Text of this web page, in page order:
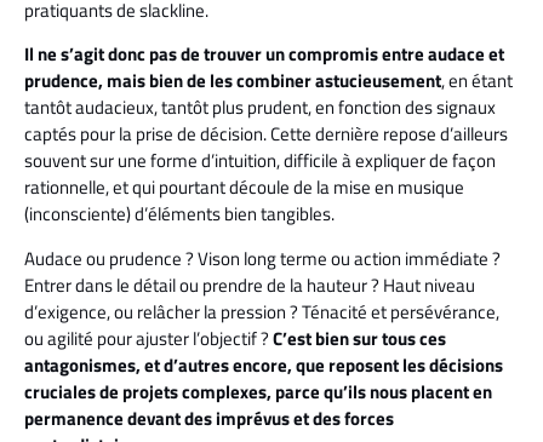
pratiquants de slackline.
Il ne s’agit donc pas de trouver un compromis entre audace et
prudence, mais bien de les combiner astucieusement, en étant
tantôt audacieux, tantôt plus prudent, en fonction des signaux
captés pour la prise de décision. Cette dernière repose d’ailleurs
souvent sur une forme d’intuition, difficile à expliquer de façon
rationnelle, et qui pourtant découle de la mise en musique
(inconsciente) d’éléments bien tangibles.
Audace ou prudence ? Vison long terme ou action immédiate ?
Entrer dans le détail ou prendre de la hauteur ? Haut niveau
d’exigence, ou relâcher la pression ? Ténacité et persévérance,
ou agilité pour ajuster l’objectif ?C’est bien sur tous ces
antagonismes, et d’autres encore, que reposent les décisions
cruciales de projets complexes, parce qu’ils nous placent en
permanence devant des imprévus et des forces